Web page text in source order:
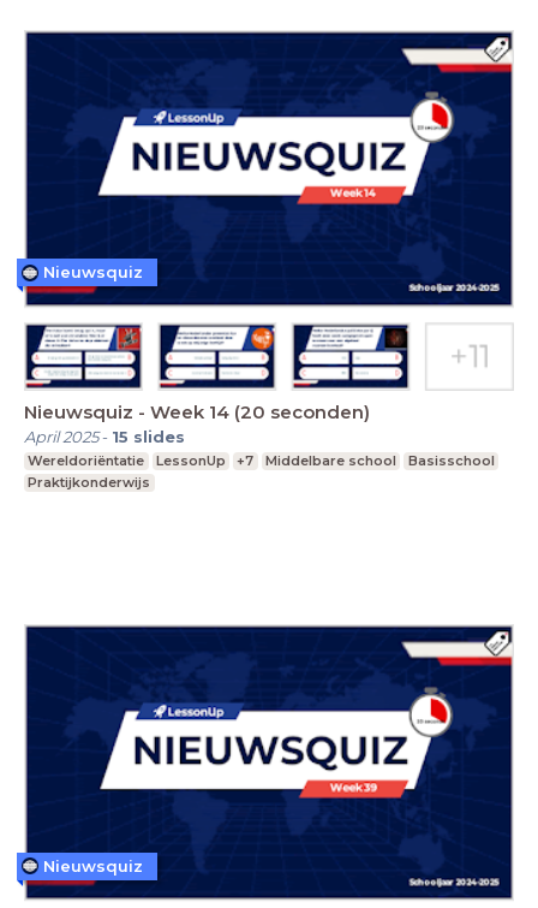
Nieuwsquiz - Week 14 (20 seconden)
April 2025- 15 slides
Wereldoriëntatie LessonUp +7 Middelbare school
Basisschool
Praktijkonderwijs
Nieuwsquiz
Nieuwsquiz